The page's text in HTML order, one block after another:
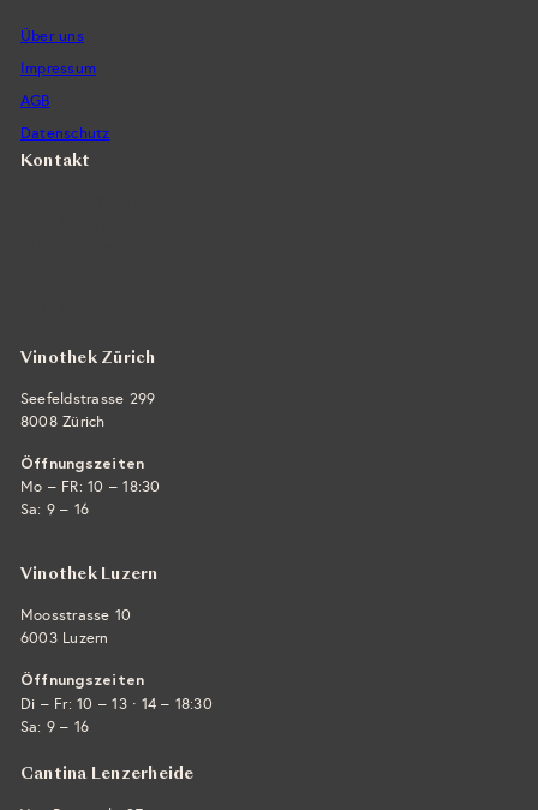
Über uns
Impressum
AGB
Datenschutz
Kontakt
Vinothek Zürich
Seefeldstrasse 299
8008 Zürich
Öffnungszeiten
Mo – FR: 10 – 18:30
Sa: 9 – 16
Vinothek Luzern
Moosstrasse 10
6003 Luzern
Öffnungszeiten
Di – Fr: 10 – 13 · 14 – 18:30
Sa: 9 – 16
Cantina Lenzerheide